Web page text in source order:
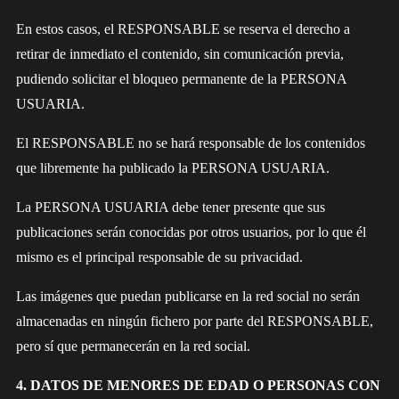
En estos casos, el RESPONSABLE se reserva el derecho a
retirar de inmediato el contenido, sin comunicación previa,
pudiendo solicitar el bloqueo permanente de la PERSONA
USUARIA.
El RESPONSABLE no se hará responsable de los contenidos
que libremente ha publicado la PERSONA USUARIA.
La PERSONA USUARIA debe tener presente que sus
publicaciones serán conocidas por otros usuarios, por lo que él
mismo es el principal responsable de su privacidad.
Las imágenes que puedan publicarse en la red social no serán
almacenadas en ningún fichero por parte del RESPONSABLE,
pero sí que permanecerán en la red social.
4. DATOS DE MENORES DE EDAD O PERSONAS CON